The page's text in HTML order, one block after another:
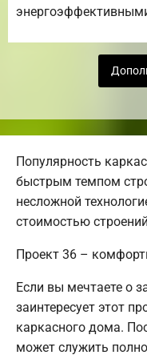
Популярность
быстрым темпом
несложной
стоимостью
Проект 36 –
Если вы мечтаете о
заинтересует этот
каркасного дома.
может служить